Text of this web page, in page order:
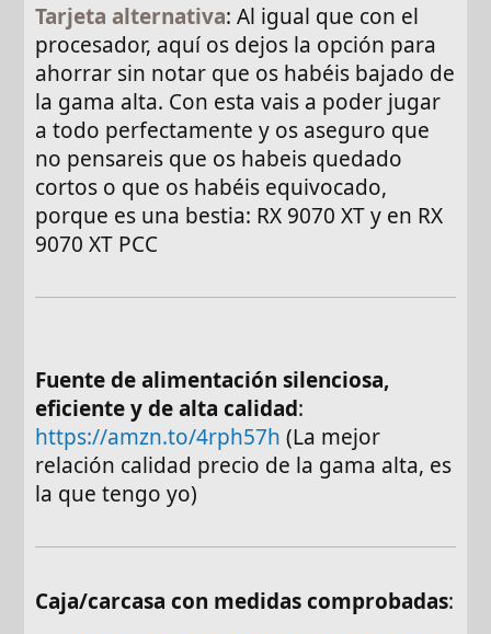
Tarjeta alternativa: Al igual que con el
procesador, aquí os dejos la opción para
ahorrar sin notar que os habéis bajado de
la gama alta. Con esta vais a poder jugar
a todo perfectamente y os aseguro que
no pensareis que os habeis quedado
cortos o que os habéis equivocado,
porque es una bestia: RX 9070 XT y en RX
9070 XT PCC
Fuente de alimentación silenciosa,
eficiente y de alta calidad:
https://amzn.to/4rph57h (La mejor
relación calidad precio de la gama alta, es
la que tengo yo)
Caja/carcasa con medidas comprobadas: